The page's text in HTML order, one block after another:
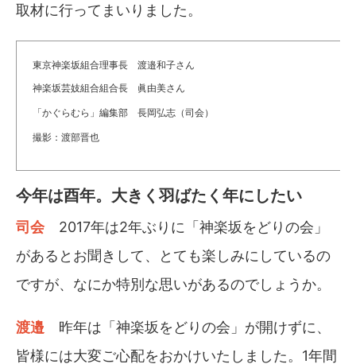
取材に行ってまいりました。
東京神楽坂組合理事長 渡邉和子さん
神楽坂芸妓組合組合長 眞由美さん
「かぐらむら」編集部 長岡弘志（司会）
撮影：渡部晋也
今年は酉年。大きく羽ばたく年にしたい
司会
2017年は2年ぶりに「神楽坂をどりの会」
があるとお聞きして、とても楽しみにしているの
ですが、なにか特別な思いがあるのでしょうか。
渡邉
昨年は「神楽坂をどりの会」が開けずに、
皆様には大変ご心配をおかけいたしました。1年間